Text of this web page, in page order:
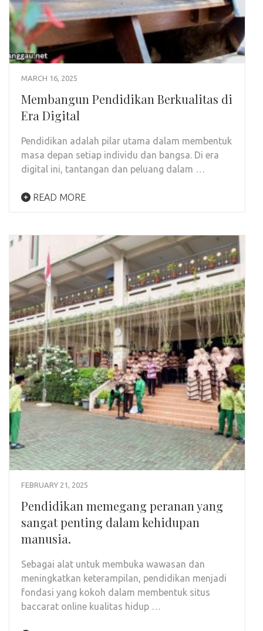
MARCH 16, 2025
Membangun Pendidikan Berkualitas di
Era Digital
Pendidikan adalah pilar utama dalam membentuk
masa depan setiap individu dan bangsa. Di era
digital ini, tantangan dan peluang dalam …
READ MORE
FEBRUARY 21, 2025
Pendidikan memegang peranan yang
sangat penting dalam kehidupan
manusia.
Sebagai alat untuk membuka wawasan dan
meningkatkan keterampilan, pendidikan menjadi
fondasi yang kokoh dalam membentuk situs
baccarat online kualitas hidup …